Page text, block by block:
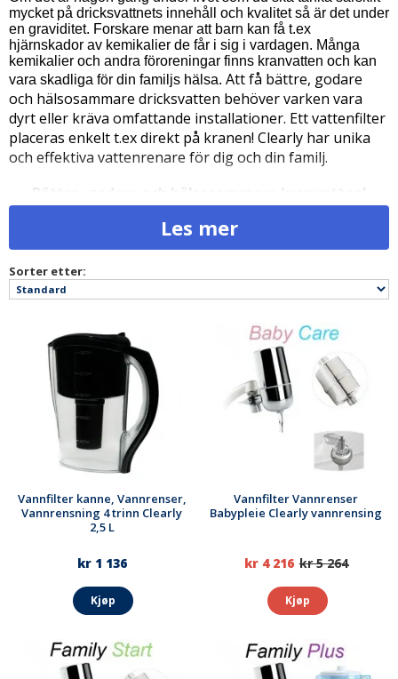
mycket på dricksvattnets innehåll och kvalitet så är det under
en graviditet. Forskare menar att barn kan få t.ex
hjärnskador av kemikalier de får i sig i vardagen. Många
kemikalier och andra föroreningar finns kranvatten och kan
vara skadliga för din familjs hälsa. Att få bättre, godare
och hälsosammare dricksvatten behöver varken vara
dyrt eller kräva omfattande installationer. Ett vattenfilter
placeras enkelt t.ex direkt på kranen! Clearly har unika
och effektiva vattenrenare för dig och din familj.
Bättre, godare och hälsosammare kranvatten!
Clearly - Chalmers Teknikpark - 031 69 01 00
Les mer
Sorter etter:
Vannfilter kanne, Vannrenser,
Vannrensning 4 trinn Clearly
2,5 L
kr 1 136
Kjøp
Vannfilter Vannrenser
Babypleie Clearly vannrensing
kr 4 216 kr 5 264
Kjøp